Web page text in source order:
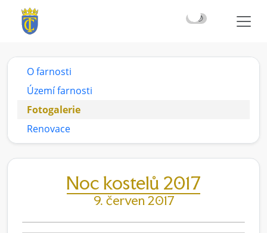
☀️ 🌙
O farnosti
Území farnosti
Fotogalerie
Renovace
Noc kostelů 2017
9. červen 2017